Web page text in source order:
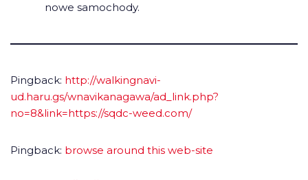
nowe samochody.
Pingback: http://walkingnavi-
ud.haru.gs/wnavikanagawa/ad_link.php?
no=8&link=https://sqdc-weed.com/
Pingback: browse around this web-site